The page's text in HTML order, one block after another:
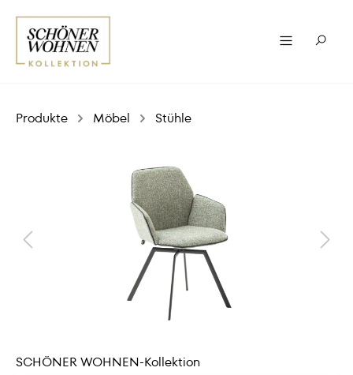
Produkte Möbel Stühle
SCHÖNER WOHNEN-Kollektion